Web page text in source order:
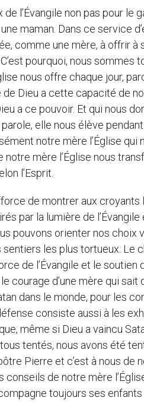
l’Évangile non pas pour le
maman. Dans ce service
comme une mère, à offrir
pourquoi, nous sommes
nous offre chaque jour,
Dieu a cette capacité de
a ce pouvoir. Et qui nous
parole, elle nous élève
notre mère l’Église qui
notre mère l’Église nous
l’Esprit.
de montrer aux
par la lumière de
pouvons orienter nos
les plus tortueux. Le
de l’Évangile et le
courage d’une mère qui
dans le monde, pour les
consiste aussi à les
même si Dieu a vaincu
tentés, nous avons été
Pierre et c’est à nous
de notre mère
toujours ses